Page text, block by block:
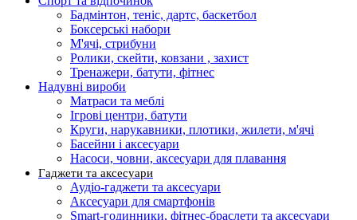
Бадмінтон, теніс, дартс, баскетбол
Боксерські набори
М'ячі, стрибуни
Ролики, скейти, ковзани , захист
Тренажери, батути, фітнес
Надувні вироби
Матраси та меблі
Ігрові центри, батути
Круги, нарукавники, плотики, жилети, м'ячі
Басейни і аксесуари
Насоси, човни, аксесуари для плавання
Гаджети та аксесуари
Аудіо-гаджети та аксесуари
Аксесуари для смартфонів
Smart-годинники, фітнес-браслети та аксесуари